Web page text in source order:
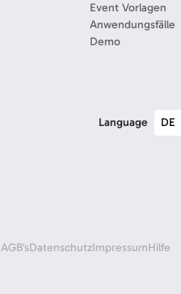
Event Vorlagen
Anwendungsfälle
Demo
Language
AGB’sDatenschutzImpressumHilfe